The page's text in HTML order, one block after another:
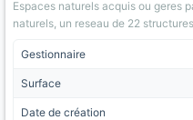
Espaces naturels acquis ou geres
naturels, un reseau de 22
Gestionnaire
Surface
Date de création